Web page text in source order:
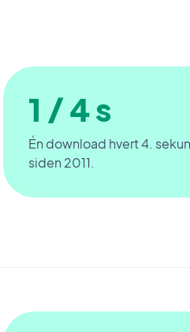
1 / 4 s
Én download hvert 4.
siden 2011.